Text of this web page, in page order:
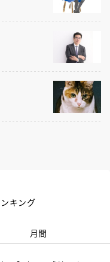
キング
月間